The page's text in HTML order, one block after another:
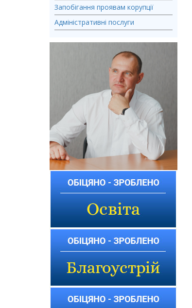
Запобігання проявам корупції
Адміністративні послуги